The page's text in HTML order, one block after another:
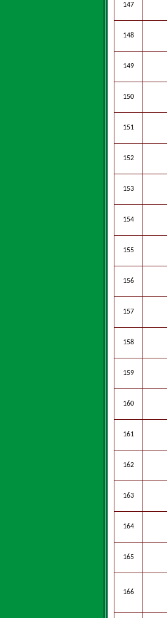
147
148
149
150
151
152
153
154
155
156
157
158
159
160
161
162
163
164
165
166